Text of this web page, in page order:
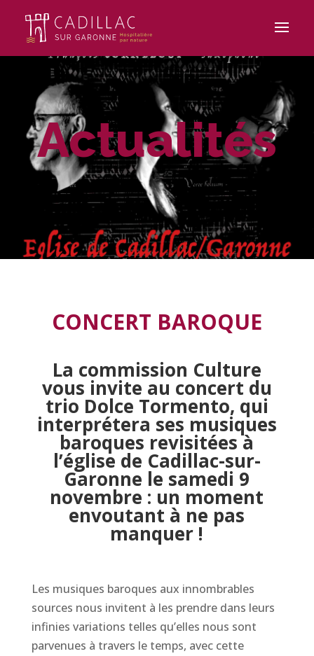
Actualités
CONCERT BAROQUE
La commission Culture
vous invite au concert du
trio Dolce Tormento, qui
interprétera ses musiques
baroques revisitées à
l’église de Cadillac-sur-
Garonne le samedi 9
novembre : un moment
envoutant à ne pas
manquer !
Les musiques baroques aux innombrables
sources nous invitent à les prendre dans leurs
infinies variations telles qu’elles nous sont
parvenues à travers le temps, avec cette